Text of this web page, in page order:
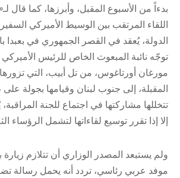
بدءاً من الأسبوع المقبل، وأبرزها، كما قال
اللقاء المرتقب بين الوسيط الأميركي
الدولة، يُعقد في القصر الجمهوري في بعبدا
توجّه نائبة المبعوث الخاص للرئيس
مورغان أورتاغوس، من تل أبيب، التي
المقبلة، إلى جنوب لبنان وقيامها بجولة
تتخللها مشاركتها في اجتماع للجنة
إلا إذا تقرر توسيع لقاءاتها لتشمل الرؤساء
ولم يستبعد المصدر الوزاري أن تتلازم
موفد عربي رئاسي، تردد أنه يحمل رسالة